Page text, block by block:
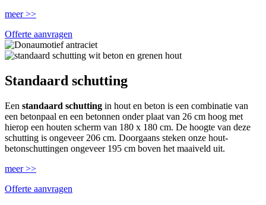
meer >>
Offerte aanvragen
Standaard schutting
Een standaard schutting in hout en beton is een combinatie van
een betonpaal en een betonnen onder plaat van 26 cm hoog met
hierop een houten scherm van 180 x 180 cm. De hoogte van deze
schutting is ongeveer 206 cm. Doorgaans steken onze hout-
betonschuttingen ongeveer 195 cm boven het maaiveld uit.
meer >>
Offerte aanvragen